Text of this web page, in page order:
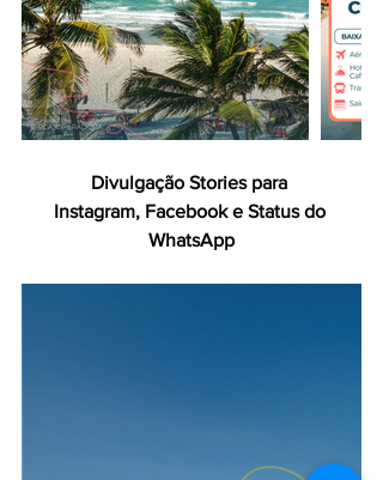
Divulgação Stories para
Instagram, Facebook e Status do
WhatsApp